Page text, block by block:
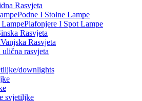
Rasvjeta
Podne I Stolne Lampe
Plafonjere I Spot Lampe
Rasvjeta
Vanjska Rasvjeta
rasvjeta
downlights
svjetiljke